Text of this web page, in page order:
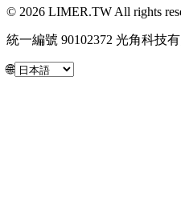
© 2026 LIMER.TW All rights
統一編號 90102372 光角科技
🌐